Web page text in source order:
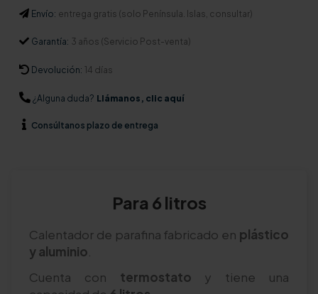
Envío: entrega gratis (solo Península. Islas, consultar)
Garantía: 3 años (Servicio Post-venta)
Devolución: 14 días
¿Alguna duda? Llámanos, clic aquí
Consúltanos plazo de entrega
Para 6 litros
Calentador de parafina fabricado en plástico
y aluminio
Cuenta con termostato y tiene una